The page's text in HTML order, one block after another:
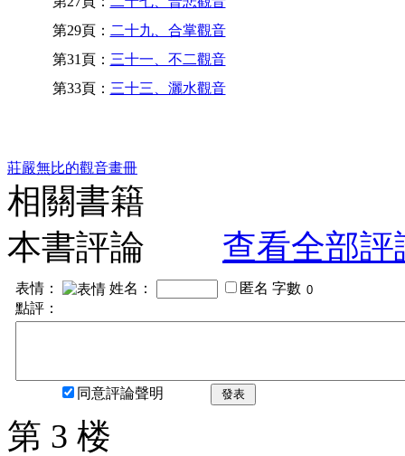
第29頁： 二十九、合掌觀音
第31頁： 三十一、不二觀音
第33頁： 三十三、灑水觀音
莊嚴無比的觀音畫冊
相關書籍
本書評論
查看全部評
表情： 姓名： 匿名 字數
點評：
同意評論聲明 發表
第 3 楼